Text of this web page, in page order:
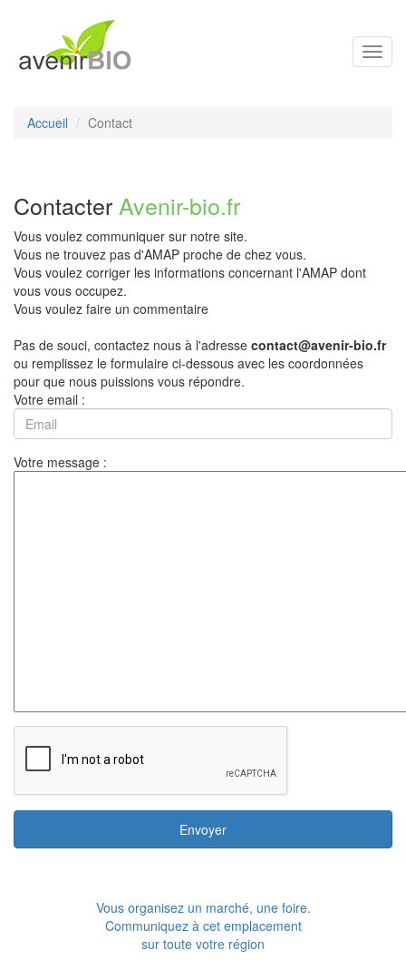
Accueil Contact
Contacter Avenir-bio.fr
Vous voulez communiquer sur notre site.
Vous ne trouvez pas d'AMAP proche de chez vous.
Vous voulez corriger les informations concernant l'AMAP dont
vous vous occupez.
Vous voulez faire un commentaire
Pas de souci, contactez nous à l'adresse contact@avenir-bio.fr
ou remplissez le formulaire ci-dessous avec les coordonnées
pour que nous puissions vous répondre.
Votre email :
Votre message :
Envoyer
Vous organisez un marché, une foire.
Communiquez à cet emplacement
sur toute votre région